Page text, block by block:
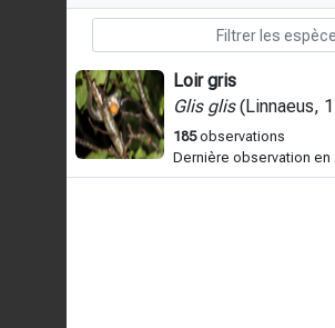
Loir gris
Glis glis(Linnaeus,
185observations
Dernière observation en